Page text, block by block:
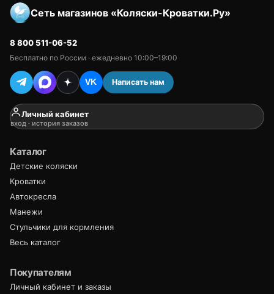
Сеть магазинов «Коляски-Кроватки.Ру»
8 800 511-06-52
Бесплатно по России · ежедневно 10:00–19:00
VK Написать нам
Личный кабинет
вход · история заказов
Каталог
Детские коляски
Кроватки
Автокресла
Манежи
Стульчики для кормления
Весь каталог
Покупателям
Личный кабинет и заказы